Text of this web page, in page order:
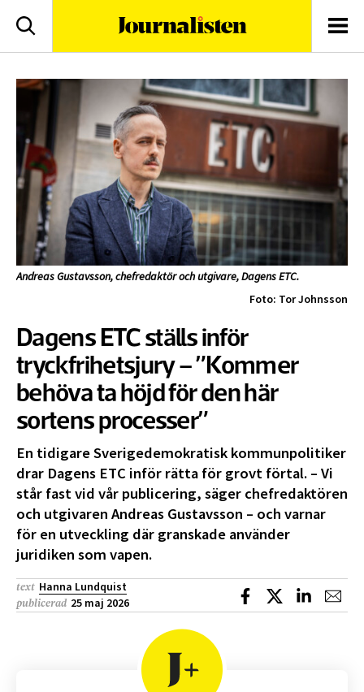
Sök
Andreas Gustavsson, chefredaktör och utgivare, Dagens ETC.
Foto: Tor Johnsson
Dagens ETC ställs inför
tryckfrihetsjury – ”Kommer
behöva ta höjd för den här
sortens processer”
En tidigare Sverigedemokratisk kommunpolitiker
drar Dagens ETC inför rätta för grovt förtal. – Vi
står fast vid vår publicering, säger chefredaktören
och utgivaren Andreas Gustavsson – och varnar
för en utveckling där granskade använder
juridiken som vapen.
text Hanna Lundquist
publicerad 25 maj 2026
Dela på Facebook
Dela på XDela på